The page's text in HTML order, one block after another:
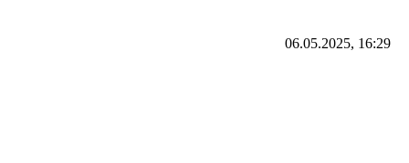
06.05.2025, 16:29